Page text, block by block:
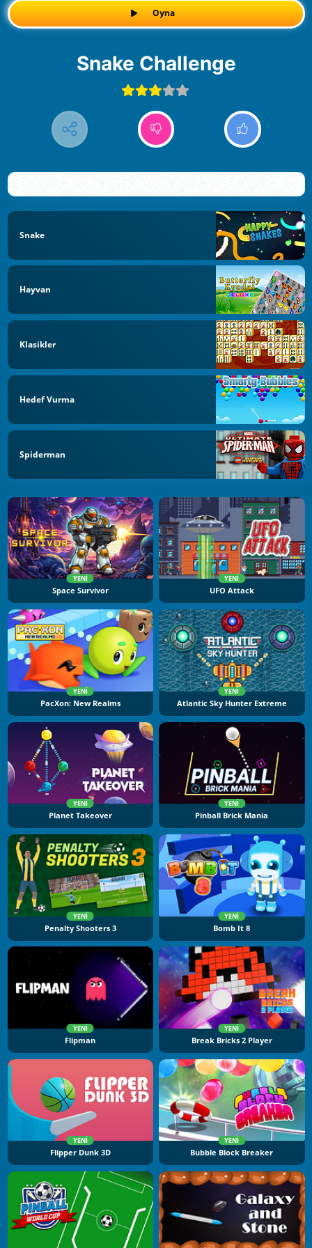
Oyna
Snake Challenge
Snake
Hayvan
Klasikler
Hedef Vurma
Spiderman
YENI
Space Survivor
YENI
UFO Attack
YENI
PacXon: New Realms
YENI
Atlantic Sky Hunter Extreme
YENI
Planet Takeover
YENI
Pinball Brick Mania
YENI
Penalty Shooters 3
YENI
Bomb It 8
YENI
Flipman
YENI
Break Bricks 2 Player
YENI
Flipper Dunk 3D
YENI
Bubble Block Breaker